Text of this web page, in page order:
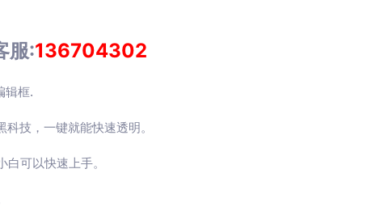
服:136704302
辑框.
技，一键就能快速透明。
可以快速上手。